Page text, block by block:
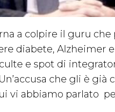
a colpire il guru
diabete, Alzheimer
e spot di
che gli è
vi abbiamo parlato